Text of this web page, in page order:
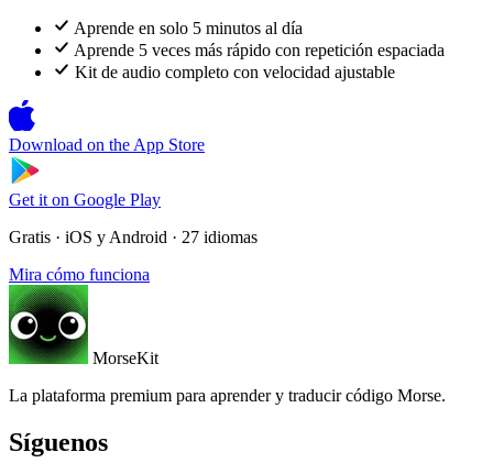
Aprende en solo 5 minutos al día
Aprende 5 veces más rápido con repetición espaciada
Kit de audio completo con velocidad ajustable
Download on the App Store
Get it on Google Play
Gratis · iOS y Android · 27 idiomas
Mira cómo funciona
MorseKit
La plataforma premium para aprender y traducir código Morse.
Síguenos